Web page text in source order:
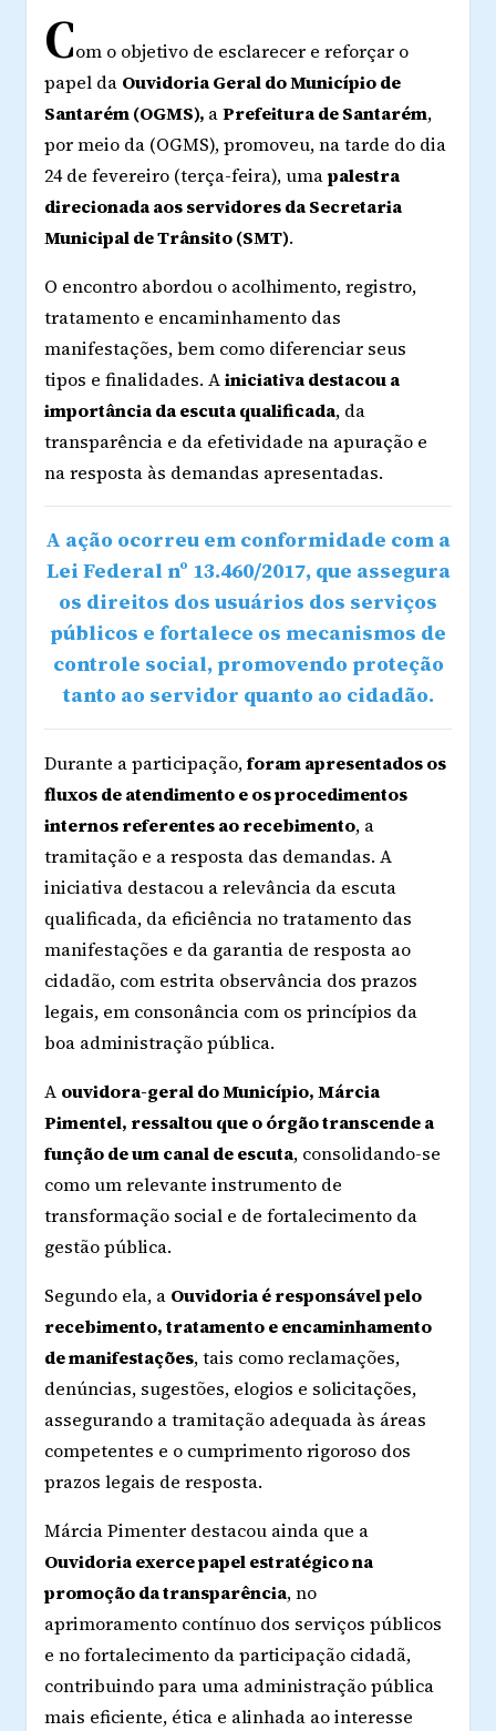
Com o objetivo de esclarecer e reforçar o
papel da Ouvidoria Geral do Município de
Santarém (OGMS), aPrefeitura de Santarém,
por meio da (OGMS), promoveu, na tarde do dia
24 de fevereiro (terça-feira), umapalestra
direcionada aos servidores da Secretaria
Municipal de Trânsito (SMT).
O encontro abordou o acolhimento, registro,
tratamento e encaminhamento das
manifestações, bem como diferenciar seus
tipos e finalidades. Ainiciativa destacou a
importância da escuta qualificada, da
transparência e da efetividade na apuração e
na resposta às demandas apresentadas.
A ação ocorreu em conformidade com a
Lei Federal nº 13.460/2017, que assegura
os direitos dos usuários dos serviços
públicos e fortalece os mecanismos de
controle social, promovendo proteção
tanto ao servidor quanto ao cidadão.
Durante a participação,foram apresentados os
fluxos de atendimento e os procedimentos
internos referentes ao recebimento, a
tramitação e a resposta das demandas. A
iniciativa destacou a relevância da escuta
qualificada, da eficiência no tratamento das
manifestações e da garantia de resposta ao
cidadão, com estrita observância dos prazos
legais, em consonância com os princípios da
boa administração pública.
A ouvidora-geral do Município, Márcia
Pimentel, ressaltou que o órgão transcende a
função de um canal de escuta, consolidando-se
como um relevante instrumento de
transformação social e de fortalecimento da
gestão pública.
Segundo ela, a Ouvidoria é responsável pelo
recebimento, tratamento e encaminhamento
de manifestações, tais como reclamações,
denúncias, sugestões, elogios e solicitações,
assegurando a tramitação adequada às áreas
competentes e o cumprimento rigoroso dos
prazos legais de resposta.
Márcia Pimenter destacou ainda que a
Ouvidoria exerce papel estratégico na
promoção da transparência, no
aprimoramento contínuo dos serviços públicos
e no fortalecimento da participação cidadã,
contribuindo para uma administração pública
mais eficiente, ética e alinhada ao interesse